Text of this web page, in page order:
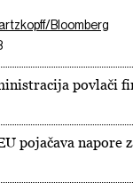
Bloomberg
povlači
pojačava napore